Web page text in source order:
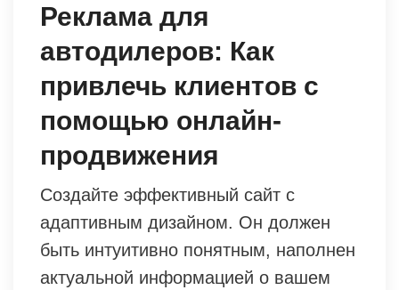
Реклама для
автодилеров: Как
привлечь клиентов с
помощью онлайн-
продвижения
Создайте эффективный сайт с
адаптивным дизайном. Он должен
быть интуитивно понятным, наполнен
актуальной информацией о вашем